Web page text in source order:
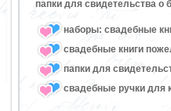
папки для свидетельства о
наборы: свадебные
свадебные книги
папки для
свадебные ручки для